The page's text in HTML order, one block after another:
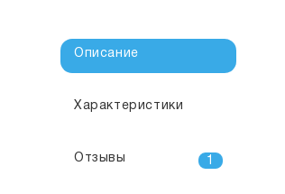
Описание
Характеристики
Отзывы 1